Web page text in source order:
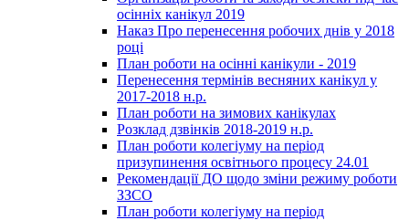
осінніх канікул 2019
Наказ Про перенесення робочих днів у 2018
році
План роботи на осінні канікули - 2019
Перенесення термінів весняних канікул у
2017-2018 н.р.
План роботи на зимових канікулах
Розклад дзвінків 2018-2019 н.р.
План роботи колегіуму на період
призупинення освітнього процесу 24.01
Рекомендації ДО щодо зміни режиму роботи
ЗЗСО
План роботи колегіуму на період